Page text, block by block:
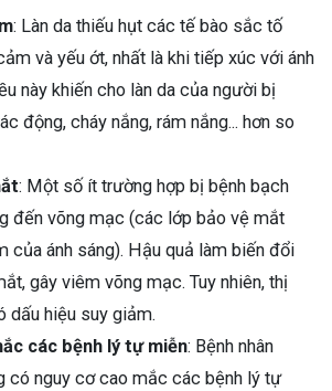
: Làn da thiếu hụt các tế bào sắc tố
và yếu ớt, nhất là khi tiếp xúc với ánh
này khiến cho làn da của người bị
động, cháy nắng, rám nắng... hơn so
: Một số ít trường hợp bị bệnh bạch
đến võng mạc (các lớp bảo vệ mắt
của ánh sáng). Hậu quả làm biến đổi
gây viêm võng mạc. Tuy nhiên, thị
dấu hiệu suy giảm.
các bệnh lý tự miễn: Bệnh nhân
có nguy cơ cao mắc các bệnh lý tự